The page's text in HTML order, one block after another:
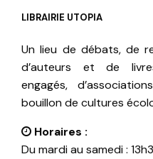
LIBRAIRIE UTOPIA
Un lieu de débats, de
d’auteurs et de
engagés,
bouillon de cultures
Horaires :
Du mardi au samedi :